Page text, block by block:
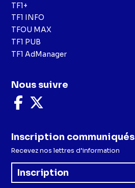
TF1+
TF1 INFO
TFOU MAX
TF1 PUB
TF1 AdManager
Nous suivre
Nous
suivre
Facebook
X
Inscription communiqués
Recevez nos lettres d’information
Inscription